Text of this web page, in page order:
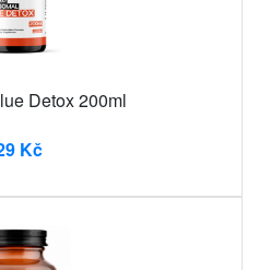
Detox 200ml
Kč